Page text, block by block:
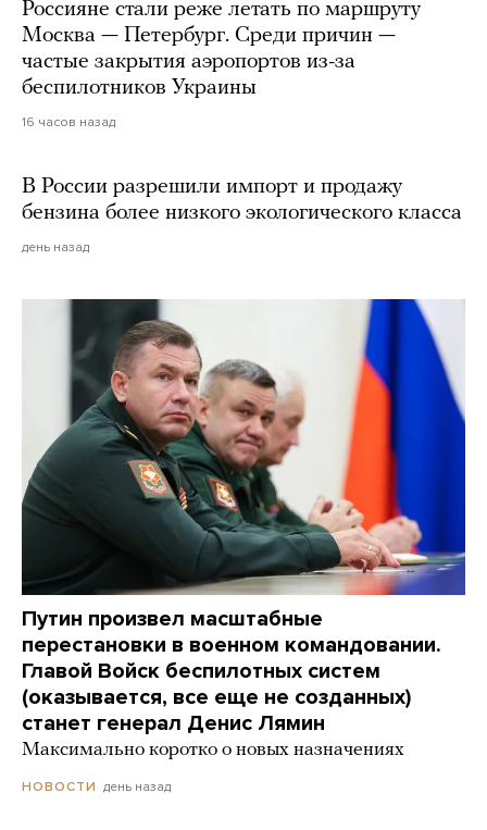
Россияне стали реже летать по маршруту
Москва — Петербург. Среди причин —
частые закрытия аэропортов из-за
беспилотников Украины
16 часов назад
В России разрешили импорт и продажу
бензина более низкого экологического класса
день назад
Путин произвел масштабные
перестановки в военном командовании.
Главой Войск беспилотных систем
(оказывается, все еще не созданных)
станет генерал Денис Лямин
Максимально коротко о новых назначениях
НОВОСТИ день назад